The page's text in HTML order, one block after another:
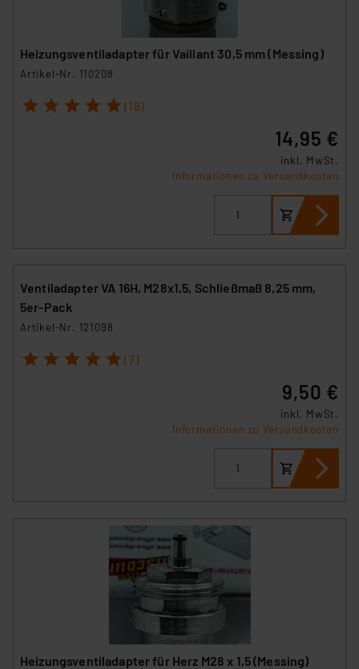
Heizungsventiladapter für Vaillant 30,5 mm (Messing)
Artikel-Nr. 110208
1 2 3 4 5 (18)
14,95 €
inkl. MwSt.
Informationen zu Versandkosten
Ventiladapter VA 16H, M28x1,5, Schließmaß 8,25 mm,
5er-Pack
Artikel-Nr. 121098
1 2 3 4 5 (7)
9,50 €
inkl. MwSt.
Informationen zu Versandkosten
Heizungsventiladapter für Herz M28 x 1,5 (Messing)